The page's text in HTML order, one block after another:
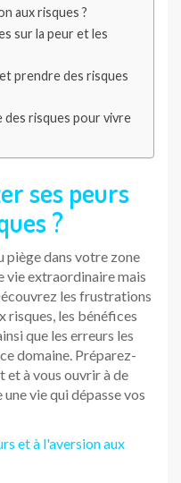
aux risques ?
sur la peur et les
prendre des risques
risques pour vivre
ses peurs
?
piège dans votre zone
vie extraordinaire mais
les frustrations
risques, les bénéfices
que les erreurs les
domaine. Préparez-
et à vous ouvrir à de
vie qui dépasse vos
et à l'aversion aux